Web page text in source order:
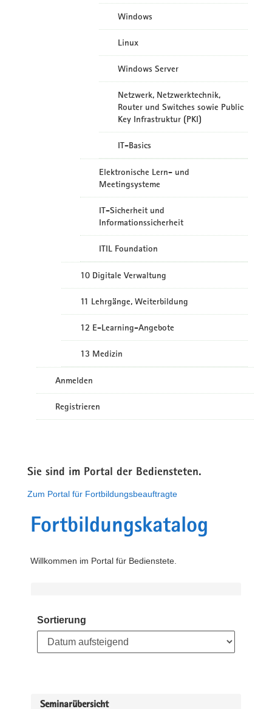
Windows
Linux
Windows Server
Netzwerk, Netzwerktechnik,
Router und Switches sowie Public
Key Infrastruktur (PKI)
IT-Basics
Elektronische Lern- und
Meetingsysteme
IT-Sicherheit und
Informationssicherheit
ITIL Foundation
10 Digitale Verwaltung
11 Lehrgänge, Weiterbildung
12 E-Learning-Angebote
13 Medizin
Anmelden
Registrieren
Sie sind im Portal der Bediensteten.
Zum Portal für Fortbildungsbeauftragte
Fortbildungskatalog
Willkommen im Portal für Bedienstete.
Sortierung
Seminarübersicht